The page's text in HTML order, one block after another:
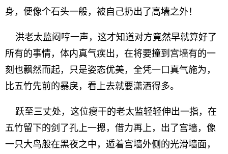
身，便像个石头一般，被自己扔出了高墙之外！
洪老太监闷哼一声，这才知道对方竟然早就算好了
所有的事情，体内真气疾出，在将要撞到宫墙有的一
刻也飘然而起，只是姿态优美，全凭一口真气施为，
比五竹先前的暴戾，看上去就要潇洒得多。
跃至三丈处，这位瘦干的老太监轻轻伸出一指，在
五竹留下的剑了孔上一摁，借力再上，出了宫墙，像
一只大鸟般在黑夜之中，遁着宫墙外侧的光滑墙面，